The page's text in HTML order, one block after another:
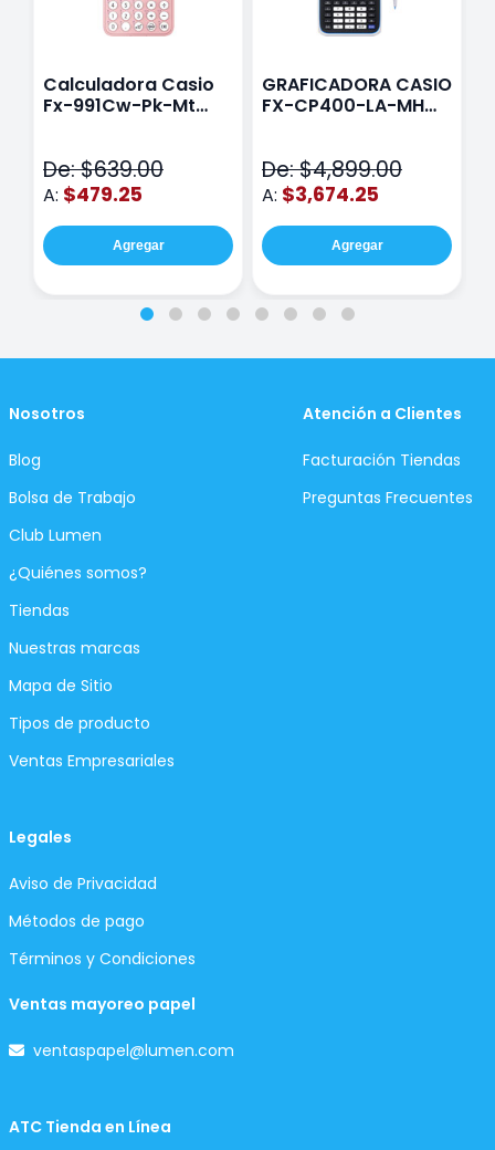
Calculadora Casio
Fx-991Cw-Pk-Mt
De: $639.00
A: $479.25
Agregar
GRAFICADORA CASIO
FX-CP400-LA-MH
De: $4,899.00
A: $3,674.25
Agregar
Nosotros
Blog
Bolsa de Trabajo
Club Lumen
¿Quiénes somos?
Tiendas
Nuestras marcas
Mapa de Sitio
Tipos de producto
Ventas Empresariales
Atención a Clientes
Facturación Tiendas
Preguntas Frecuentes
Legales
Aviso de Privacidad
Métodos de pago
Términos y Condiciones
Ventas mayoreo papel
ventaspapel@lumen.com
ATC Tienda en Línea